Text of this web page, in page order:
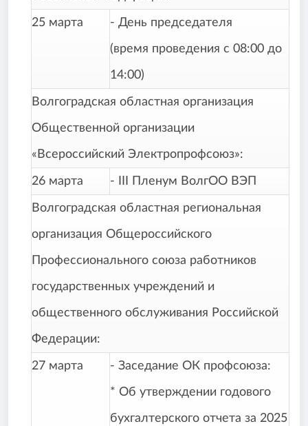
25 марта - День председателя
(время проведения с 08:00 до
14:00)
Волгоградская областная организация
Общественной организации
«Всероссийский Электропрофсоюз»:
26 марта - III Пленум ВолгОО ВЭП
Волгоградская областная региональная
организация Общероссийского
Профессионального союза работников
государственных учреждений и
общественного обслуживания Российской
Федерации:
27 марта - Заседание ОК профсоюза:
* Об утверждении годового
бухгалтерского отчета за 2025